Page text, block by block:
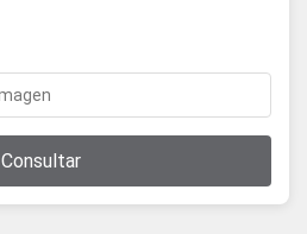
Consultar